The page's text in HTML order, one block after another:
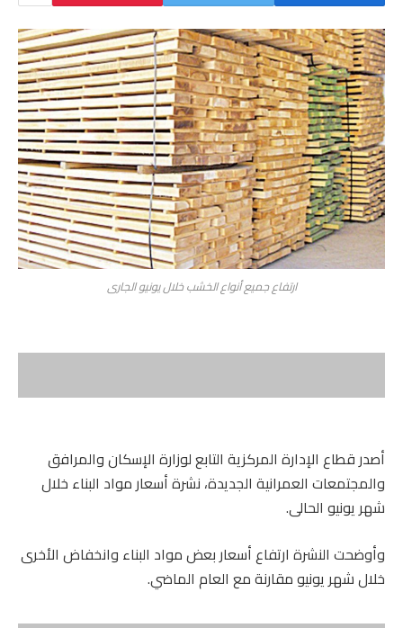
ارتفاع جميع أنواع الخشب خلال يونيو الجارى
أصدر قطاع الإدارة المركزية التابع لوزارة الإسكان والمرافق
والمجتمعات العمرانية الجديدة، نشرة أسعار مواد البناء خلال
شهر يونيو الحالى.
وأوضحت النشرة ارتفاع أسعار بعض مواد البناء وانخفاض الأخرى
خلال شهر يونيو مقارنة مع العام الماضي.